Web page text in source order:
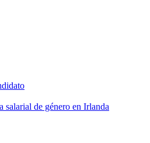
salarial de género en Irlanda